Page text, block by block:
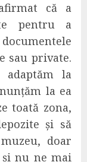
că a
pentru a
sau private.
adaptăm la
la ea
toată zona,
și să
doar
și nu ne mai